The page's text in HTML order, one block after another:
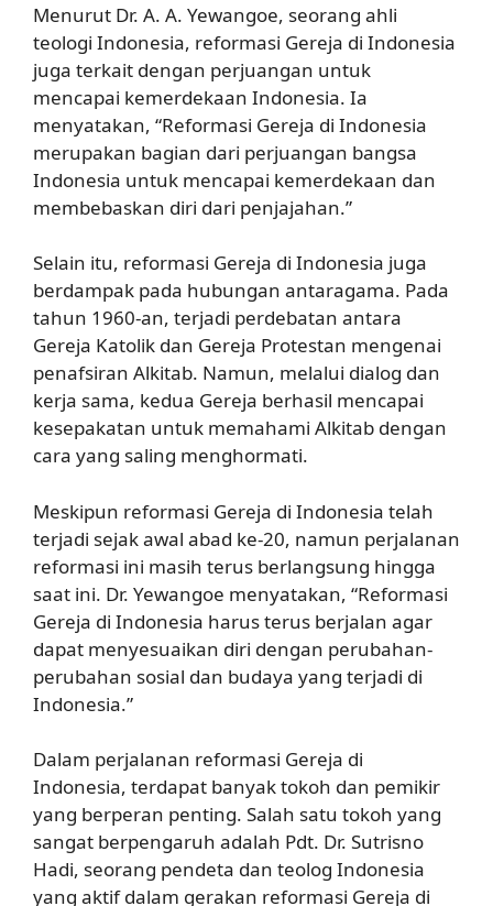
Menurut Dr. A. A. Yewangoe, seorang ahli
teologi Indonesia, reformasi Gereja di Indonesia
juga terkait dengan perjuangan untuk
mencapai kemerdekaan Indonesia. Ia
menyatakan, “Reformasi Gereja di Indonesia
merupakan bagian dari perjuangan bangsa
Indonesia untuk mencapai kemerdekaan dan
membebaskan diri dari penjajahan.”
Selain itu, reformasi Gereja di Indonesia juga
berdampak pada hubungan antaragama. Pada
tahun 1960-an, terjadi perdebatan antara
Gereja Katolik dan Gereja Protestan mengenai
penafsiran Alkitab. Namun, melalui dialog dan
kerja sama, kedua Gereja berhasil mencapai
kesepakatan untuk memahami Alkitab dengan
cara yang saling menghormati.
Meskipun reformasi Gereja di Indonesia telah
terjadi sejak awal abad ke-20, namun perjalanan
reformasi ini masih terus berlangsung hingga
saat ini. Dr. Yewangoe menyatakan, “Reformasi
Gereja di Indonesia harus terus berjalan agar
dapat menyesuaikan diri dengan perubahan-
perubahan sosial dan budaya yang terjadi di
Indonesia.”
Dalam perjalanan reformasi Gereja di
Indonesia, terdapat banyak tokoh dan pemikir
yang berperan penting. Salah satu tokoh yang
sangat berpengaruh adalah Pdt. Dr. Sutrisno
Hadi, seorang pendeta dan teolog Indonesia
yang aktif dalam gerakan reformasi Gereja di